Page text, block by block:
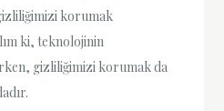
korumak
ki, teknolojinin
gizliliğimizi korumak da